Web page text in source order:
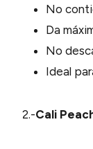
No
Da
No
Ideal
2.-Cali